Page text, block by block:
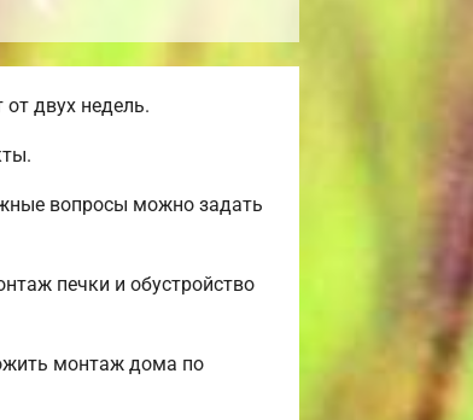
двух недель.
вопросы можно задать
печки и обустройство
монтаж дома по